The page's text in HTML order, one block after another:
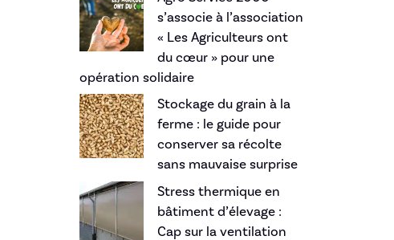
s’associe à l’association
« Les Agriculteurs ont
du cœur » pour une
opération solidaire
Stockage du grain à la
ferme : le guide pour
conserver sa récolte
sans mauvaise surprise
Stress thermique en
bâtiment d’élevage :
Cap sur la ventilation